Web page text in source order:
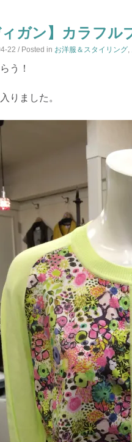
ィガン】カラフ
22 / Posted in お洋服＆スタイリング,
う！
りました。